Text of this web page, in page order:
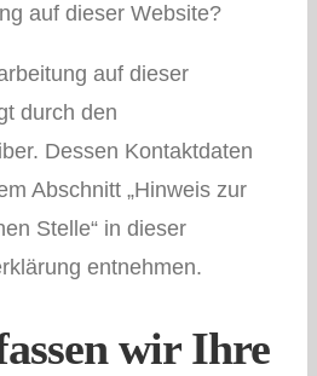
auf dieser Website?
auf dieser
durch den
Dessen Kontaktdaten
Abschnitt „Hinweis zur
Stelle“ in dieser
entnehmen.
wir Ihre